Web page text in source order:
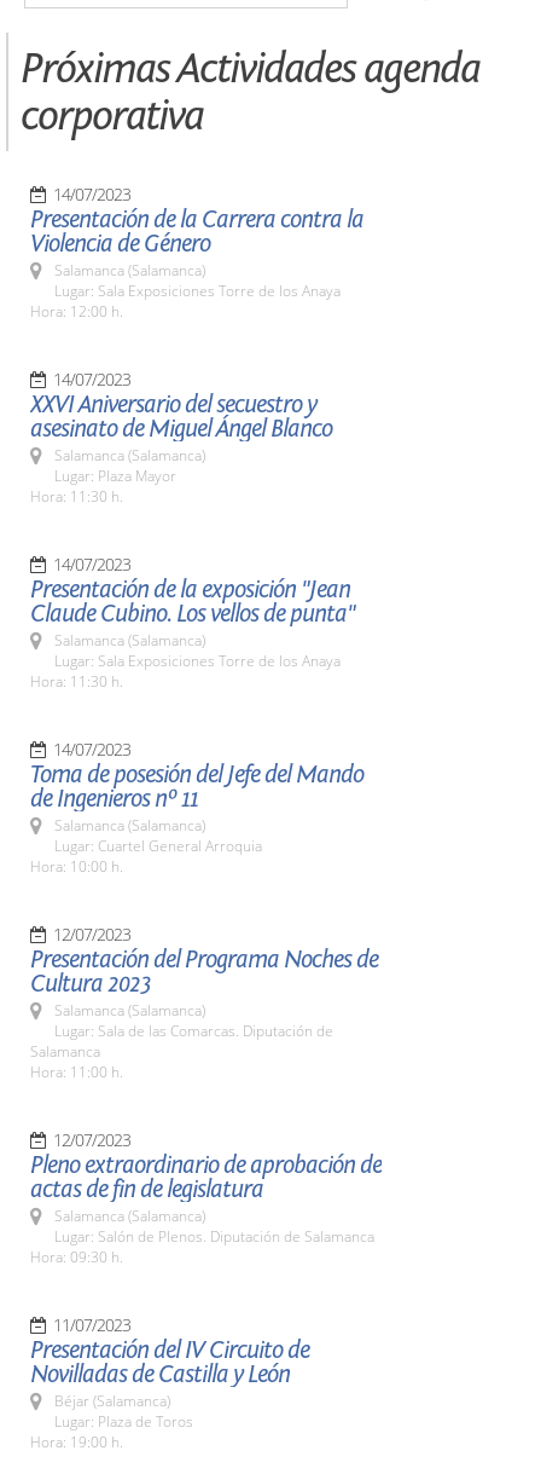
Próximas Actividades agenda
corporativa
14/07/2023
Presentación de la Carrera contra la
Violencia de Género
Salamanca (Salamanca)
Lugar: Sala Exposiciones Torre de los Anaya
Hora: 12:00 h.
14/07/2023
XXVI Aniversario del secuestro y
asesinato de Miguel Ángel Blanco
Salamanca (Salamanca)
Lugar: Plaza Mayor
Hora: 11:30 h.
14/07/2023
Presentación de la exposición "Jean
Claude Cubino. Los vellos de punta"
Salamanca (Salamanca)
Lugar: Sala Exposiciones Torre de los Anaya
Hora: 11:30 h.
14/07/2023
Toma de posesión del Jefe del Mando
de Ingenieros nº 11
Salamanca (Salamanca)
Lugar: Cuartel General Arroquia
Hora: 10:00 h.
12/07/2023
Presentación del Programa Noches de
Cultura 2023
Salamanca (Salamanca)
Lugar: Sala de las Comarcas. Diputación de
Salamanca
Hora: 11:00 h.
12/07/2023
Pleno extraordinario de aprobación de
actas de fin de legislatura
Salamanca (Salamanca)
Lugar: Salón de Plenos. Diputación de Salamanca
Hora: 09:30 h.
11/07/2023
Presentación del IV Circuito de
Novilladas de Castilla y León
Béjar (Salamanca)
Lugar: Plaza de Toros
Hora: 19:00 h.